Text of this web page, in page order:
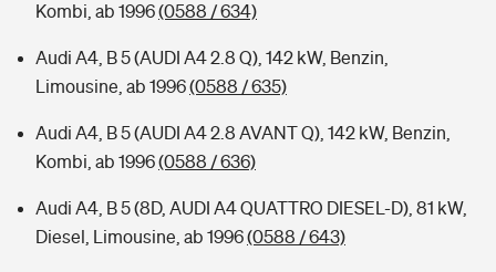
Kombi, ab 1996(0588 / 634)
Audi A4, B 5 (AUDI A4 2.8 Q), 142 kW, Benzin,
Limousine, ab 1996(0588 / 635)
Audi A4, B 5 (AUDI A4 2.8 AVANT Q), 142 kW, Benzin,
Kombi, ab 1996(0588 / 636)
Audi A4, B 5 (8D, AUDI A4 QUATTRO DIESEL-D), 81 kW,
Diesel, Limousine, ab 1996(0588 / 643)